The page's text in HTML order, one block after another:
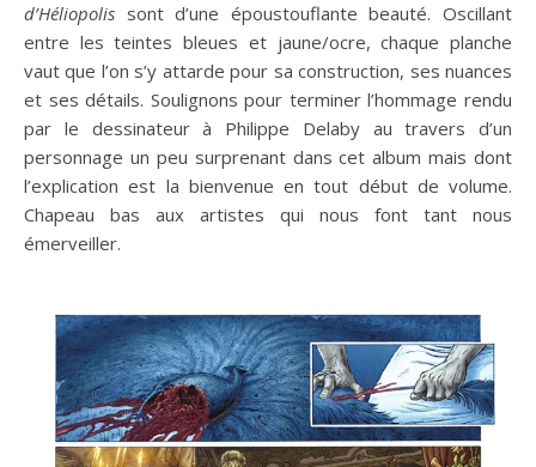
d’Héliopolis sont d’une époustouflante beauté. Oscillant
entre les teintes bleues et jaune/ocre, chaque planche
vaut que l’on s’y attarde pour sa construction, ses nuances
et ses détails. Soulignons pour terminer l’hommage rendu
par le dessinateur à Philippe Delaby au travers d’un
personnage un peu surprenant dans cet album mais dont
l’explication est la bienvenue en tout début de volume.
Chapeau bas aux artistes qui nous font tant nous
émerveiller.